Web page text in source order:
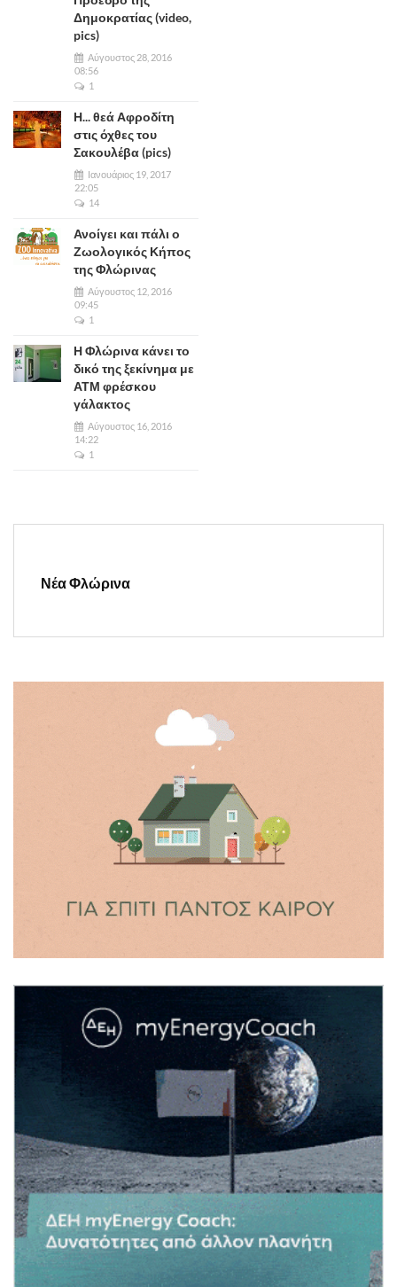
Δημοκρατίας (video,
pics)
Αύγουστος 28, 2016
08:56
1
Η... θεά Αφροδίτη
στις όχθες του
Σακουλέβα (pics)
Ιανουάριος 19, 2017
22:05
14
Ανοίγει και πάλι ο
Ζωολογικός Κήπος
της Φλώρινας
Αύγουστος 12, 2016
09:45
1
Η Φλώρινα κάνει το
δικό της ξεκίνημα με
ΑΤΜ φρέσκου
γάλακτος
Αύγουστος 16, 2016
14:22
1
Νέα Φλώρινα